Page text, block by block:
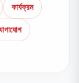
কার্যক্রম